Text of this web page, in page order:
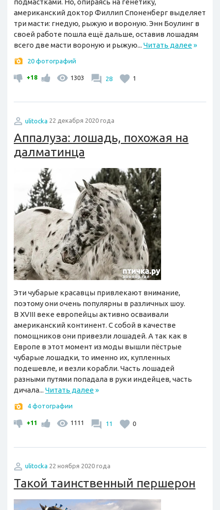
американский доктор Филлип Споненберг выделяет
три масти: гнедую, рыжую и вороную. Энн Боулинг в
своей работе пошла ещё дальше, оставив лошадям
всего две масти вороную и рыжую... Читать далее»
20 фотографий
+18 1303 28 1
ulitocka 22 декабря 2020 года
Аппалуза: лошадь, похожая на
далматинца
Эти чубарые красавцы привлекают внимание,
поэтому они очень популярны в различных шоу.
В XVIII веке европейцы активно осваивали
американский континент. С собой в качестве
помощников они привезли лошадей. А так как в
Европе в этот момент из моды вышли пёстрые
чубарые лошадки, то именно их, купленных
подешевле, и везли корабли. Часть лошадей
разными путями попадала в руки индейцев, часть
дичала... Читать далее»
4 фотографии
+11 1111 11 0
ulitocka 22 ноября 2020 года
Такой таинственный першерон